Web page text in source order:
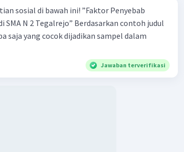
bawah ini! ”Faktor Penyebab
Berdasarkan contoh judul
saja yang cocok dijadikan sampel dalam
Jawaban terverifikasi